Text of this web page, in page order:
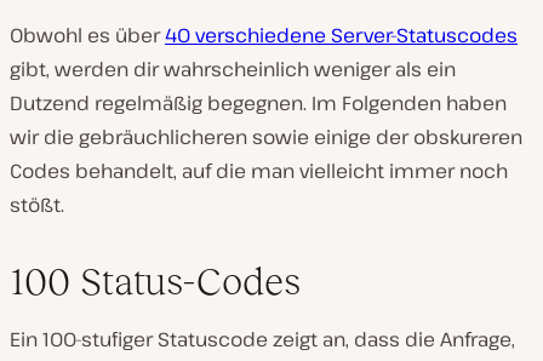
Obwohl es über40 verschiedene Server-Statuscodes
gibt, werden dir wahrscheinlich weniger als ein
Dutzend regelmäßig begegnen. Im Folgenden haben
wir die gebräuchlicheren sowie einige der obskureren
Codes behandelt, auf die man vielleicht immer noch
stößt.
100 Status-Codes
Ein 100-stufiger Statuscode zeigt an, dass die Anfrage,